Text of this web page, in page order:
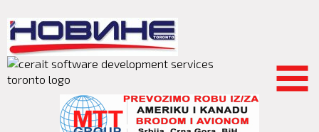
main
content